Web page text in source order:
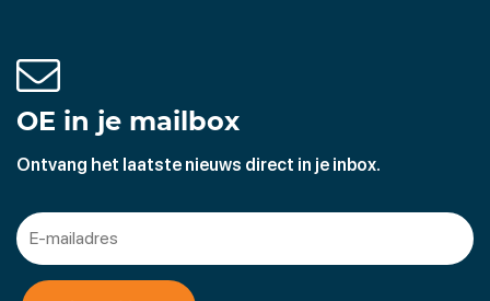
OE in je mailbox
Ontvang het laatste nieuws direct in je inbox.